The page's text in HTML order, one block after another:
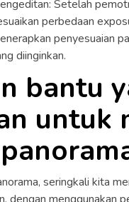
Setelah
perbedaan
penyesuaian
diinginkan.
bantu
untuk
seringkali kita